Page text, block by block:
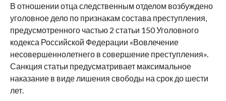
В отношении отца следственным отделом возбуждено
уголовное дело по признакам состава преступления,
предусмотренного частью 2 статьи 150 Уголовного
кодекса Российской Федерации «Вовлечение
несовершеннолетнего в совершение преступления».
Санкция статьи предусматривает максимальное
наказание в виде лишения свободы на срок до шести
лет.